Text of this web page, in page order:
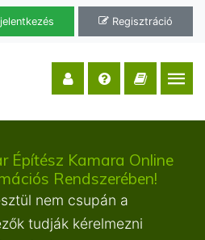
Regisztráció
Építész Kamara Online
Rendszerében!
nem csupán a
tudják kérelmezni